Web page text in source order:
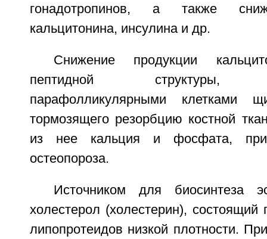
гонадотропинов, а также
кальцитонина, инсулина и др.
Снижение продукции
пептидной структуры,
парафолликулярными клетками
тормозящего резорбцию костной
из нее кальция и фосфата,
остеопороза.
Источником для биосинтеза
холестерол (холестерин), состоящий
липопротеидов низкой плотности.